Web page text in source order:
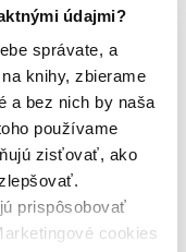
údajmi?
správate, a
knihy, zbierame
a bez nich by naša
používame
zisťovať, ako
prispôsobovať
cookies